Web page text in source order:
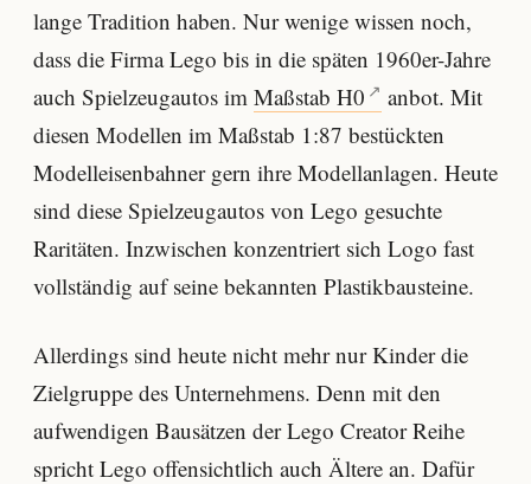
lange Tradition haben. Nur wenige wissen noch,
dass die Firma Lego bis in die späten 1960er-Jahre
auch Spielzeugautos im Maßstab H0
anbot. Mit
diesen Modellen im Maßstab 1:87 bestückten
Modelleisenbahner gern ihre Modellanlagen. Heute
sind diese Spielzeugautos von Lego gesuchte
Raritäten. Inzwischen konzentriert sich Logo fast
vollständig auf seine bekannten Plastikbausteine.
Allerdings sind heute nicht mehr nur Kinder die
Zielgruppe des Unternehmens. Denn mit den
aufwendigen Bausätzen der Lego Creator Reihe
spricht Lego offensichtlich auch Ältere an. Dafür